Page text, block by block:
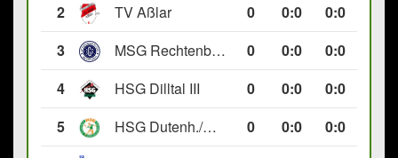
2
TV Aßlar 0 0:0
0:0
3
MSG Rechtenbach/Wetzlar II 0 0:0
0:0
4
HSG Dilltal III 0 0:0
0:0
5
HSG Dutenh./Münchholzh. IV 0 0:0
0:0